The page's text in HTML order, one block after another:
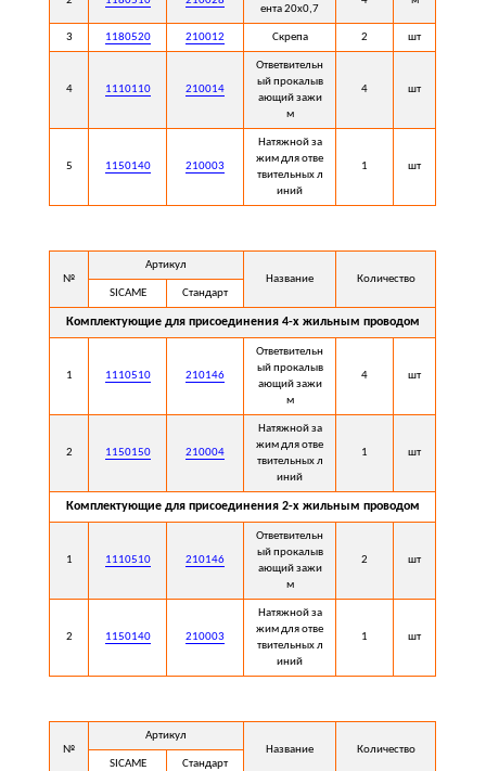
ента 20х0,7
3 1180520 210012 Скрепа 2 шт
4 1110110 210014
Ответвительн
ый прокалыв
ающий зажи
м
4 шт
5 1150140 210003
Натяжной за
жим для отве
твительных л
иний
1 шт
№
Артикул
Название
Количество
SICAME
Стандарт
Комплектующие для присоединения 4-х жильным проводом
1 1110510 210146
Ответвительн
ый прокалыв
ающий зажи
м
4 шт
2 1150150 210004
Натяжной за
жим для отве
твительных л
иний
1 шт
Комплектующие для присоединения 2-х жильным проводом
1 1110510 210146
Ответвительн
ый прокалыв
ающий зажи
м
2 шт
2 1150140 210003
Натяжной за
жим для отве
твительных л
иний
1 шт
№
Артикул
Название
Количество
SICAME
Стандарт